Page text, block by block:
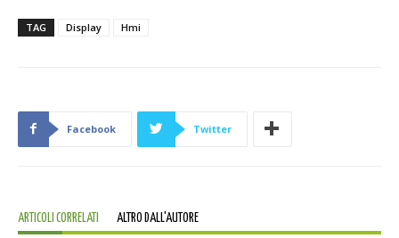
TAG Display Hmi
Facebook Twitter
ARTICOLI CORRELATI ALTRO DALL'AUTORE